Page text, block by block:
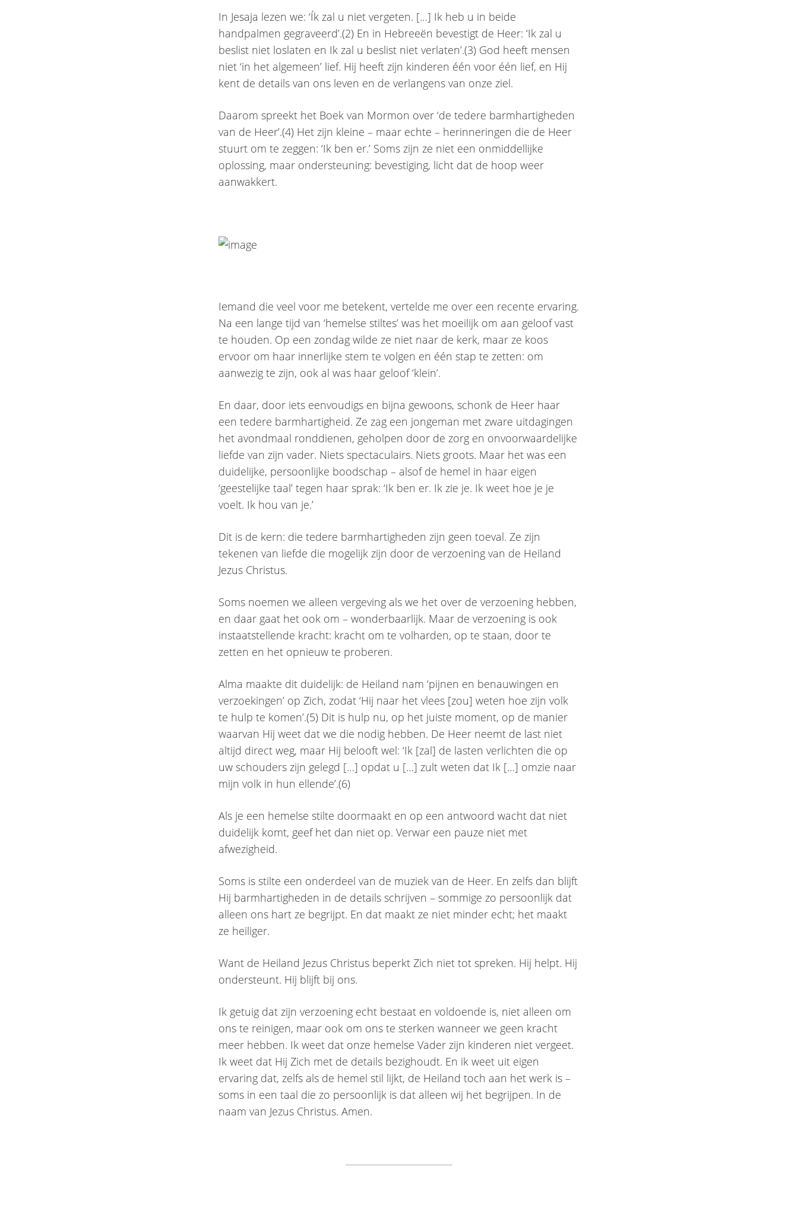
In Jesaja lezen we: ‘Ík zal u niet vergeten. […] Ik heb u in beide
handpalmen gegraveerd’.(2) En in Hebreeën bevestigt de Heer: ‘Ik zal u
beslist niet loslaten en Ik zal u beslist niet verlaten’.(3) God heeft mensen
niet ‘in het algemeen’ lief. Hij heeft zijn kinderen één voor één lief, en Hij
kent de details van ons leven en de verlangens van onze ziel.
Daarom spreekt het Boek van Mormon over ‘de tedere barmhartigheden
van de Heer’.(4) Het zijn kleine – maar echte – herinneringen die de Heer
stuurt om te zeggen: ‘Ik ben er.’ Soms zijn ze niet een onmiddellijke
oplossing, maar ondersteuning: bevestiging, licht dat de hoop weer
aanwakkert.
Iemand die veel voor me betekent, vertelde me over een recente ervaring.
Na een lange tijd van ‘hemelse stiltes’ was het moeilijk om aan geloof vast
te houden. Op een zondag wilde ze niet naar de kerk, maar ze koos
ervoor om haar innerlijke stem te volgen en één stap te zetten: om
aanwezig te zijn, ook al was haar geloof ‘klein’.
En daar, door iets eenvoudigs en bijna gewoons, schonk de Heer haar
een tedere barmhartigheid. Ze zag een jongeman met zware uitdagingen
het avondmaal ronddienen, geholpen door de zorg en onvoorwaardelijke
liefde van zijn vader. Niets spectaculairs. Niets groots. Maar het was een
duidelijke, persoonlijke boodschap – alsof de hemel in haar eigen
‘geestelijke taal’ tegen haar sprak: ‘Ik ben er. Ik zie je. Ik weet hoe je je
voelt. Ik hou van je.’
Dit is de kern: die tedere barmhartigheden zijn geen toeval. Ze zijn
tekenen van liefde die mogelijk zijn door de verzoening van de Heiland
Jezus Christus.
Soms noemen we alleen vergeving als we het over de verzoening hebben,
en daar gaat het ook om – wonderbaarlijk. Maar de verzoening is ook
instaatstellende kracht: kracht om te volharden, op te staan, door te
zetten en het opnieuw te proberen.
Alma maakte dit duidelijk: de Heiland nam ‘pijnen en benauwingen en
verzoekingen’ op Zich, zodat ‘Hij naar het vlees [zou] weten hoe zijn volk
te hulp te komen’.(5) Dit is hulp nu, op het juiste moment, op de manier
waarvan Hij weet dat we die nodig hebben. De Heer neemt de last niet
altijd direct weg, maar Hij belooft wel: ‘Ik [zal] de lasten verlichten die op
uw schouders zijn gelegd […] opdat u […] zult weten dat Ik […] omzie naar
mijn volk in hun ellende’.(6)
Als je een hemelse stilte doormaakt en op een antwoord wacht dat niet
duidelijk komt, geef het dan niet op. Verwar een pauze niet met
afwezigheid.
Soms is stilte een onderdeel van de muziek van de Heer. En zelfs dan blijft
Hij barmhartigheden in de details schrijven – sommige zo persoonlijk dat
alleen ons hart ze begrijpt. En dat maakt ze niet minder echt; het maakt
ze heiliger.
Want de Heiland Jezus Christus beperkt Zich niet tot spreken. Hij helpt. Hij
ondersteunt. Hij blijft bij ons.
Ik getuig dat zijn verzoening echt bestaat en voldoende is, niet alleen om
ons te reinigen, maar ook om ons te sterken wanneer we geen kracht
meer hebben. Ik weet dat onze hemelse Vader zijn kinderen niet vergeet.
Ik weet dat Hij Zich met de details bezighoudt. En ik weet uit eigen
ervaring dat, zelfs als de hemel stil lijkt, de Heiland toch aan het werk is –
soms in een taal die zo persoonlijk is dat alleen wij het begrijpen. In de
naam van Jezus Christus. Amen.